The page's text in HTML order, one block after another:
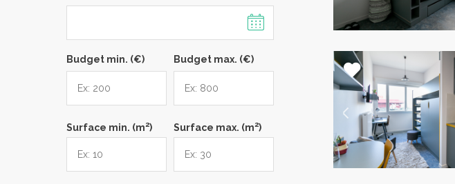
Budget min. (€) Budget max. (€)
Surface min. (m2) Surface max. (m2)